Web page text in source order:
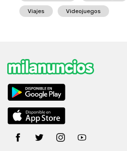
Viajes Videojuegos